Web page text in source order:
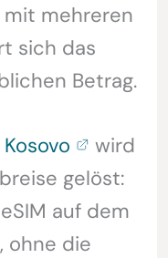
mit mehreren
sich das
Betrag.
wird
gelöst:
auf dem
ohne die